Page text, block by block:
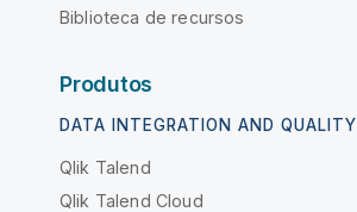
Biblioteca de recursos
Produtos
DATA INTEGRATION AND QUALITY
Qlik Talend
Qlik Talend Cloud